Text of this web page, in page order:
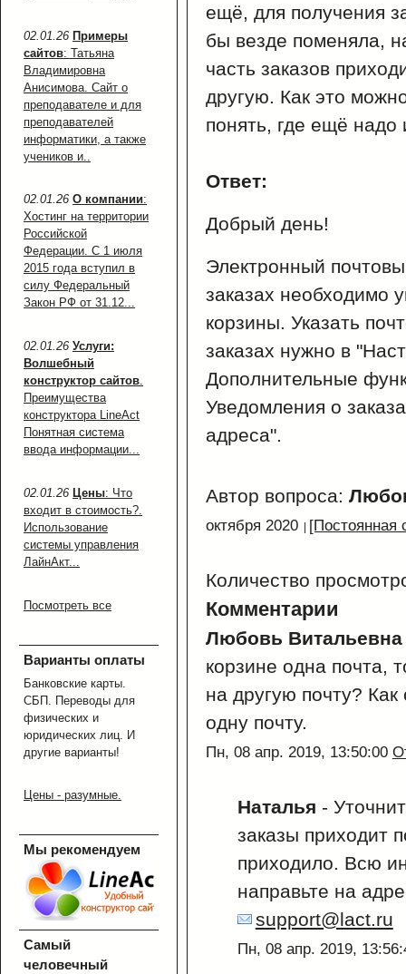
02.01.26 Примеры
сайтов: Татьяна
Владимировна
Анисимова. Сайт о
преподавателе и для
преподавателей
информатики, а также
учеников и..
02.01.26 О компании:
Хостинг на территории
Российской
Федерации. С 1 июля
2015 года вступил в
силу Федеральный
Закон РФ от 31.12...
02.01.26 Услуги:
Волшебный
конструктор сайтов.
Преимущества
конструктора LineAct
Понятная система
ввода информации...
02.01.26 Цены: Что
входит в стоимость?.
Использование
системы управления
ЛайнАкт...
Посмотреть все
Варианты оплаты
Банковские карты.
СБП. Переводы для
физических и
юридических лиц. И
другие варианты!
Цены - разумные.
Мы рекомендуем
Самый
человечный
ещё, для получения
бы везде поменяла,
часть заказов
другую. Как это
понять, где ещё надо
Ответ:
Добрый день!
Электронный
заказах необходимо
корзины. Указать
заказах нужно в
Дополнительные
Уведомления о
адреса".
Автор вопроса:
октября 2020 [Постоянная
Количество
Комментарии
Любовь
корзине одна почта,
на другую почту?
одну почту.
Пн, 08 апр. 2019, 13:50:00
Наталья -
заказы приходит
приходило. Всю
направьте на
support@lact.ru
Пн, 08 апр. 2019,